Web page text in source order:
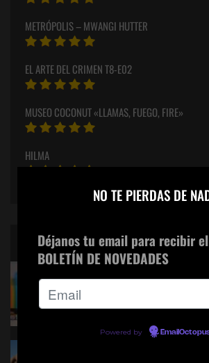
METRÓPOLIS – MWANGI HUTTER
EL ARTE DEL CRIMEN T8-E02
MUSEO COCONUT «LLAMAS, FUEGO, FIRE»
HILMA
CINE: TOP 5 DE
9.2
NO TE PIERDAS DE
Déjanos tu email para recibir el
BOLETÍN DE NOVEDADES
Powered by